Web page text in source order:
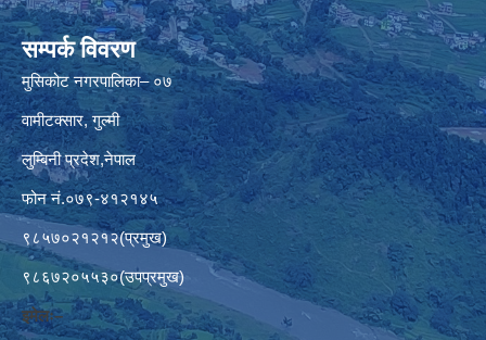
सम्पर्क विवरण
मुसिकोट नगरपालिका– ०७
वामीटक्सार, गुल्मी
लुम्बिनी प्रदेश,नेपाल
फोन नं.०७९-४१२१४५
९८५७०२१२१२(प्रमुख)
९८६७२०५५३०(उपप्रमुख)
इमेलः–